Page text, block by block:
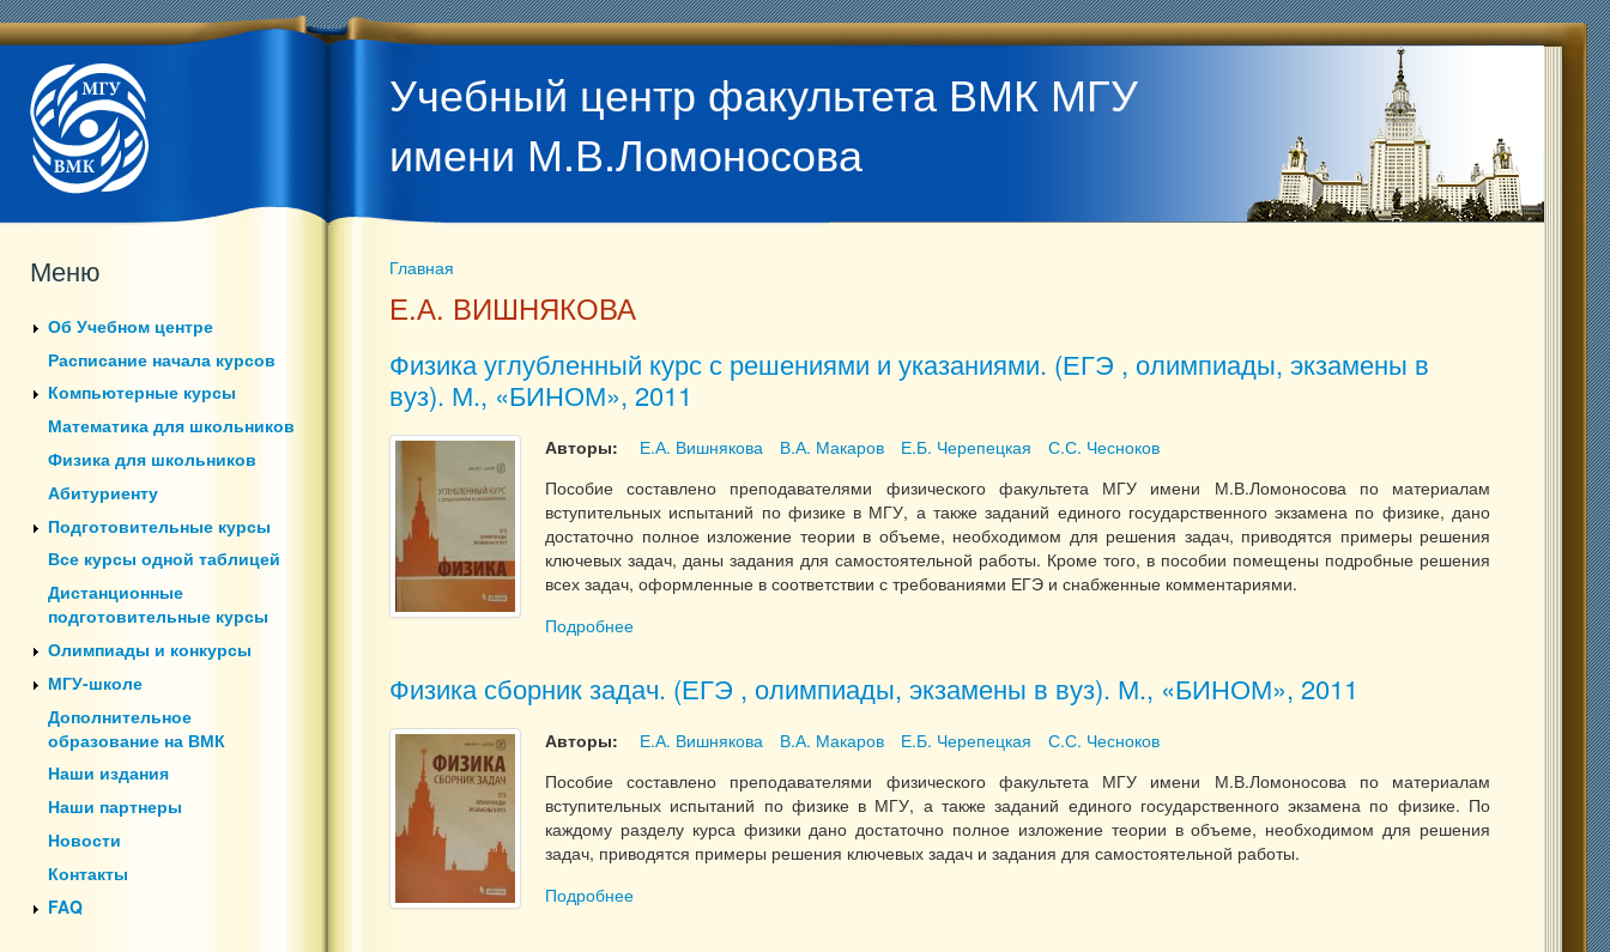
Учебный центр факультета ВМК МГУ
имени М.В.Ломоносова
Меню
Об Учебном центре
Расписание начала курсов
Компьютерные курсы
Математика для школьников
Физика для школьников
Абитуриенту
Подготовительные курсы
Все курсы одной таблицей
Дистанционные
подготовительные курсы
Олимпиады и конкурсы
МГУ-школе
Дополнительное
образование на ВМК
Наши издания
Наши партнеры
Новости
Контакты
FAQ
Вы здесь
Главная
Е.А. ВИШНЯКОВА
Физика углубленный курс с решениями и указаниями. (ЕГЭ , олимпиады, экзамены в
вуз). М., «БИНОМ», 2011
Авторы: Е.А. Вишнякова В.А. Макаров Е.Б. Черепецкая
С.С. Чесноков
Пособие составлено преподавателями физического факультета МГУ имени М.В.Ломоносова по материалам
вступительных испытаний по физике в МГУ, а также заданий единого государственного экзамена по физике, дано
достаточно полное изложение теории в объеме, необходимом для решения задач, приводятся примеры решения
ключевых задач, даны задания для самостоятельной работы. Кроме того, в пособии помещены подробные решения
всех задач, оформленные в соответствии с требованиями ЕГЭ и снабженные комментариями.
Подробнее
Физика сборник задач. (ЕГЭ , олимпиады, экзамены в вуз). М., «БИНОМ», 2011
Авторы: Е.А. Вишнякова В.А. Макаров Е.Б. Черепецкая
С.С. Чесноков
Пособие составлено преподавателями физического факультета МГУ имени М.В.Ломоносова по материалам
вступительных испытаний по физике в МГУ, а также заданий единого государственного экзамена по физике. По
каждому разделу курса физики дано достаточно полное изложение теории в объеме, необходимом для решения
задач, приводятся примеры решения ключевых задач и задания для самостоятельной работы.
Подробнее